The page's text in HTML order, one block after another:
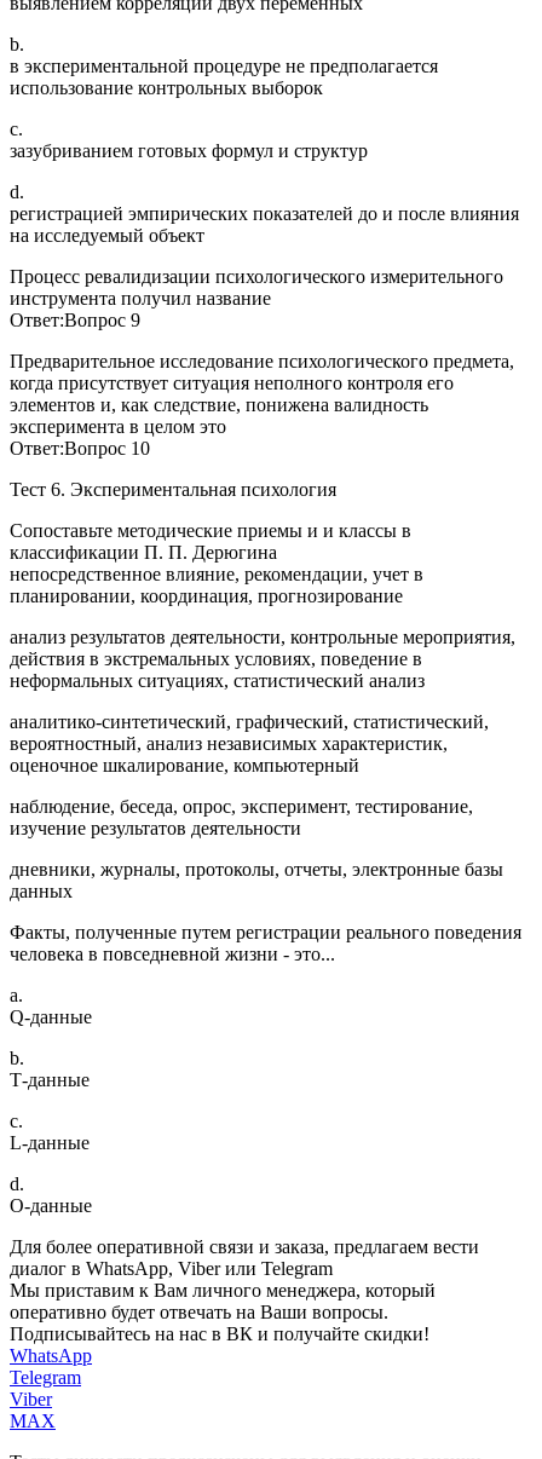
b.
в экспериментальной процедуре не предполагается
использование контрольных выборок
c.
зазубриванием готовых формул и структур
d.
регистрацией эмпирических показателей до и после влияния
на исследуемый объект
Процесс ревалидизации психологического измерительного
инструмента получил название
Ответ:Вопрос 9
Предварительное исследование психологического предмета,
когда присутствует ситуация неполного контроля его
элементов и, как следствие, понижена валидность
эксперимента в целом это
Ответ:Вопрос 10
Тест 6. Экспериментальная психология
Сопоставьте методические приемы и и классы в
классификации П. П. Дерюгина
непосредственное влияние, рекомендации, учет в
планировании, координация, прогнозирование
анализ результатов деятельности, контрольные мероприятия,
действия в экстремальных условиях, поведение в
неформальных ситуациях, статистический анализ
аналитико-синтетический, графический, статистический,
вероятностный, анализ независимых характеристик,
оценочное шкалирование, компьютерный
наблюдение, беседа, опрос, эксперимент, тестирование,
изучение результатов деятельности
дневники, журналы, протоколы, отчеты, электронные базы
данных
Факты, полученные путем регистрации реального поведения
человека в повседневной жизни - это...
a.
Q-данные
b.
Т-данные
c.
L-данные
d.
О-данные
Для более оперативной связи и заказа, предлагаем вести
диалог в WhatsApp, Viber или Telegram
Мы приставим к Вам личного менеджера, который
оперативно будет отвечать на Ваши вопросы.
Подписывайтесь на нас в ВК и получайте скидки!
WhatsApp
Telegram
Viber
MAX